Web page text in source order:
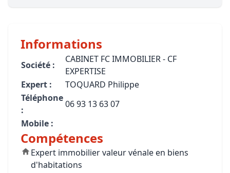
Informations
Société :
CABINET FC IMMOBILIER - CF
EXPERTISE
Expert :
TOQUARD Philippe
Téléphone
:
06 93 13 63 07
Mobile :
Compétences
Expert immobilier valeur vénale en biens
d'habitations